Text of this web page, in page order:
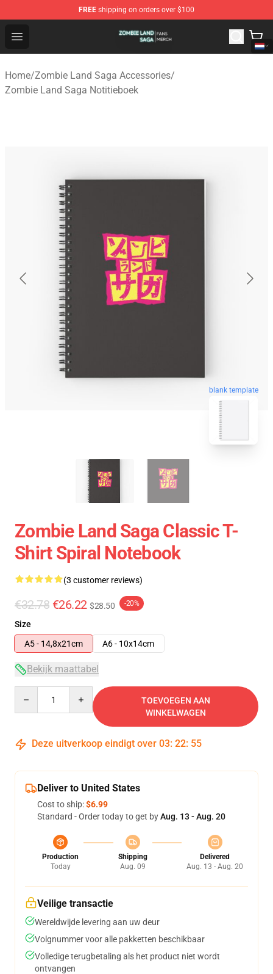
FREE shipping on orders over $100
Open menu
Zombie Land Saga Shop - Official Zombie Land Saga
Home/Zombie Land Saga Accessories/
Zombie Land Saga Notitieboek
blank template
Zombie Land Saga Classic T-
Shirt Spiral Notebook
(3 customer reviews)
€32.78 €26.22 $28.50 -20%
Size
A5 - 14,8x21cm
A6 - 10x14cm
Bekijk maattabel
TOEVOEGEN AAN
WINKELWAGEN
Deze uitverkoop eindigt over 03: 22: 54
Deliver to United States
Cost to ship:$6.99
Standard - Order today to get byAug. 13 - Aug. 20
Production
Today
Shipping
Aug. 09
Delivered
Aug. 13 - Aug. 20
Veilige transactie
Wereldwijde levering aan uw deur
Volgnummer voor alle pakketten beschikbaar
Volledige terugbetaling als het product niet wordt
ontvangen